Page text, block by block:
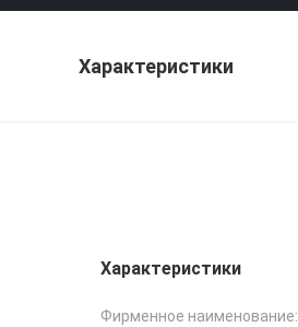
Характеристики
Характеристики
Фирменное наименование: